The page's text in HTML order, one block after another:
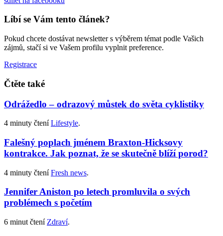
Líbí se Vám tento článek?
Pokud chcete dostávat newsletter s výběrem témat podle Vašich
zájmů, stačí si ve Vašem profilu vyplnit preference.
Registrace
Čtěte také
Odrážedlo – odrazový můstek do světa cyklistiky
4 minuty čtení Lifestyle.
Falešný poplach jménem Braxton-Hicksovy
kontrakce. Jak poznat, že se skutečně blíží porod?
4 minuty čtení Fresh news.
Jennifer Aniston po letech promluvila o svých
problémech s početím
6 minut čtení Zdraví.